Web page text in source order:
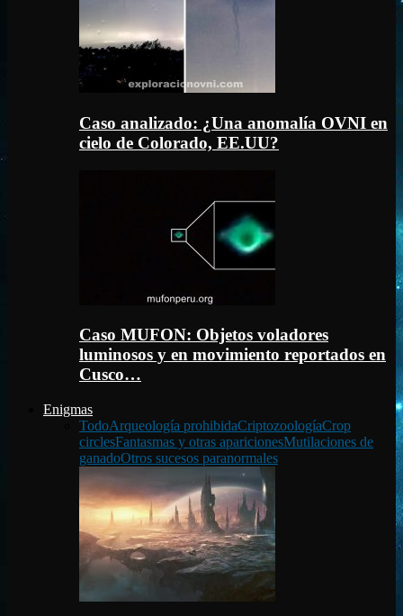
Caso analizado: ¿Una anomalía OVNI en
cielo de Colorado, EE.UU?
Caso MUFON: Objetos voladores
luminosos y en movimiento reportados en
Cusco…
Enigmas
TodoArqueología prohibidaCriptozoologíaCrop
circlesFantasmas y otras aparicionesMutilaciones de
ganadoOtros sucesos paranormales